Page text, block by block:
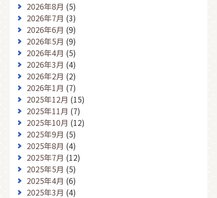
2026年8月 (5)
2026年7月 (3)
2026年6月 (9)
2026年5月 (9)
2026年4月 (5)
2026年3月 (4)
2026年2月 (2)
2026年1月 (7)
2025年12月 (15)
2025年11月 (7)
2025年10月 (12)
2025年9月 (5)
2025年8月 (4)
2025年7月 (12)
2025年5月 (5)
2025年4月 (6)
2025年3月 (4)